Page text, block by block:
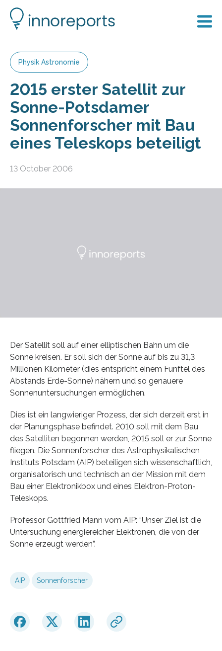
Physik Astronomie
2015 erster Satellit zur
Sonne-Potsdamer
Sonnenforscher mit Bau
eines Teleskops beteiligt
13 October 2006
Der Satellit soll auf einer elliptischen Bahn um die
Sonne kreisen. Er soll sich der Sonne auf bis zu 31,3
Millionen Kilometer (dies entspricht einem Fünftel des
Abstands Erde-Sonne) nähern und so genauere
Sonnenuntersuchungen ermöglichen.
Dies ist ein langwieriger Prozess, der sich derzeit erst in
der Planungsphase befindet. 2010 soll mit dem Bau
des Satelliten begonnen werden, 2015 soll er zur Sonne
fliegen. Die Sonnenforscher des Astrophysikalischen
Instituts Potsdam (AIP) beteiligen sich wissenschaftlich,
organisatorisch und technisch an der Mission mit dem
Bau einer Elektronikbox und eines Elektron-Proton-
Teleskops.
Professor Gottfried Mann vom AIP: “Unser Ziel ist die
Untersuchung energiereicher Elektronen, die von der
Sonne erzeugt werden”.
AIP Sonnenforscher